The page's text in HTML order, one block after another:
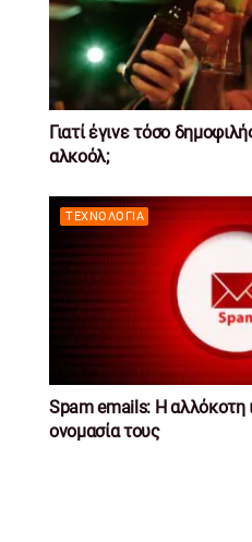
Γιατί έγινε τόσο
αλκοόλ;
ΤΕΧΝΟΛΟΓΊΑ
Spam emails: Η αλλόκοτη
ονομασία τους